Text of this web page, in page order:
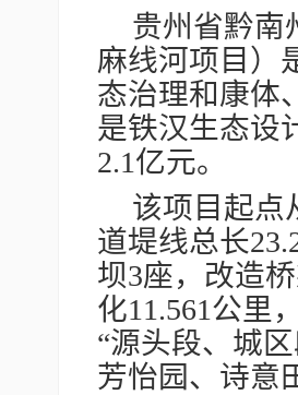
贵州省黔南
麻线河项目）
态治理和康体
是铁汉生态设
2.1亿元。
该项目起点
道堤线总长
坝3座，改造
化11.561公里
“源头段、城
芳怡园、诗意